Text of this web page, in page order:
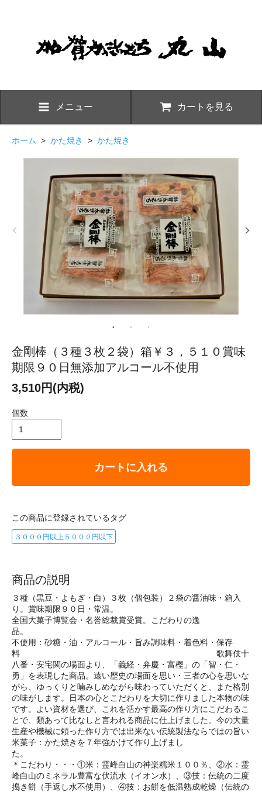
メニュー カートを見る
ホーム > かた焼き > かた焼き
金剛棒（３種３枚２袋）箱￥３，５１０賞味
期限９０日無添加アルコール不使用
3,510円(内税)
個数
カートに入れる
この商品に登録されているタグ
３０００円以上５０００円以下
商品の説明
３種（黒豆・よもぎ・白）３枚（個包装）２袋の醤油味・箱入
り。賞味期限９０日・常温。
全国大菓子博覧会・名誉総裁賞受賞。こだわりの逸
品
不使用：砂糖・油・アルコール・旨み調味料・着色料・保存
料 歌舞伎十
八番・安宅関の場面より、「義経・弁慶・富樫」の「智・仁・
勇」を表現した商品。遠い歴史の場面を思い・三者の心を思いな
がら、ゆっくりと噛みしめながら味わっていただくと、また格別
の味がします。日本の心とこだわりを大切に作りました本物の味
です。よい資材を選び、これを活かす最高の作り方にこだわるこ
とで、類あって比なしと言われる商品に仕上げました。今の大量
生産や機械に頼った作り方では出来ない伝統製法ならではの旨い
米菓子：かた焼きを７年強かけて作り上げまし
た
＊こだわり・・・①米：霊峰白山の神楽糯米１００％、②水：霊
峰白山のミネラル豊富な伏流水（イオン水）、③技：伝統の二度
搗き餅（手返し水不使用）、④技：お餅を低温熟成乾燥（伝統の